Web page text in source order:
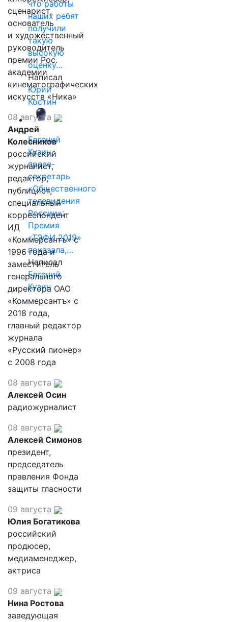
что работы
наших ребят
получили
такую
высокую
оценку…
Написал
Юрий
Костин
Евгений
Кузин,
пресс-
секретарь
«Общественного
телевидения
России»:
Премия
«ТЭФИ 2019»
показала,…
Написал
Евгений
Кузин
сценарист,
основатель
и художественный
руководитель
премии Рос.
академии
кинематографических
искусств «Ника»
08 августа
Андрей
Колесников
российский
журналист,
редактор,
публицист,
специальный
корреспондент
ИД
«Коммерсантъ» с
1996 года и
заместитель
генерального
директора ОАО
«Коммерсантъ» с
2018 года,
главный редактор
журнала
«Русский пионер»
с 2008 года
08 августа
Алексей Осин
радиожурналист
08 августа
Алексей Симонов
президент,
председатель
правления Фонда
защиты гласности
09 августа
Юлия Богатикова
российский
продюсер,
медиаменеджер,
актриса
09 августа
Нина Ростова
заведующая